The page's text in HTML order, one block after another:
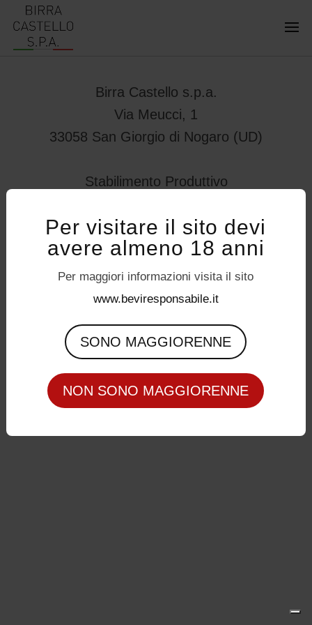
Birra Castello s.p.a.
Via Meucci, 1
33058 San Giorgio di Nogaro (UD)
Stabilimento Produttivo
32034 – Pedavena (BL)
servizioconsumatori@birracastello.it
Seguici su
P.I. 01994920302
Per visitare il sito devi
avere almeno 18 anni
Per maggiori informazioni visita il sito
www.beviresponsabile.it
SONO MAGGIORENNE
NON SONO MAGGIORENNE